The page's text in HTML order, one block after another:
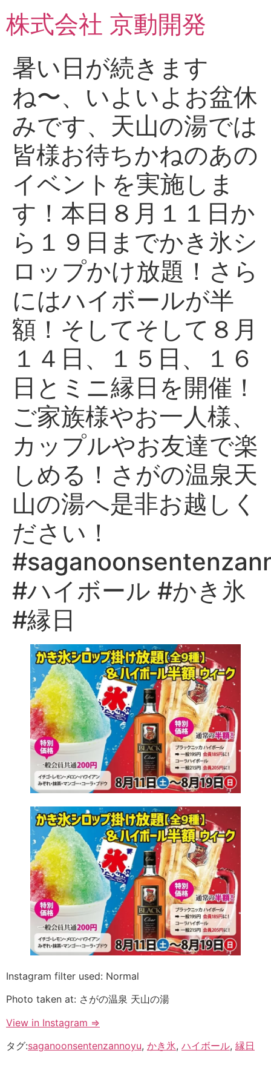
ン
テ株式会社 京動開発
暑い日が続きます
ね〜、いよいよお盆休
みです、天山の湯では
皆様お待ちかねのあの
イベントを実施しま
す！本日８月１１日か
ら１９日までかき氷シ
ロップかけ放題！さら
にはハイボールが半
額！そしてそして８月
１４日、１５日、１６
日とミニ縁日を開催！
ご家族様やお一人様、
カップルやお友達で楽
しめる！さがの温泉天
山の湯へ是非お越しく
ださい！
#ハイボール #かき氷
#縁日
Instagram filter used: Normal
Photo taken at: さがの温泉 天山の湯
View in Instagram ⇒
タグ:saganoonsentenzannoyu, かき氷, ハイボール, 縁日